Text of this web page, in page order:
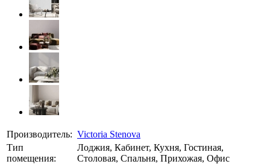
Производитель: Victoria Stenova
Тип
помещения:
Лоджия, Кабинет, Кухня, Гостиная,
Столовая, Спальня, Прихожая, Офис